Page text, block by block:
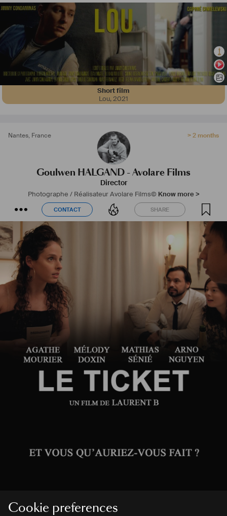
Cookie preferences
Short film
Lou,2021
Nantes, France > 2 months
Goulwen HALGAND - Avolare Films
Director
Photographe / Réalisateur Avolare Films© Know more >
- #Reportage, #Documentaire
Corporate
-# Interview
- Photographie de
Concert
Vous avez un projet ou des questions ? N'hésitez pas à me contacter.
CONTACT SHARE
CONTACT SHARE